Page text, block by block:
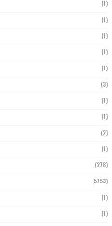
(1)
(1)
(1)
(1)
(1)
(3)
(1)
(1)
(2)
(1)
(278)
(5753)
(1)
(1)